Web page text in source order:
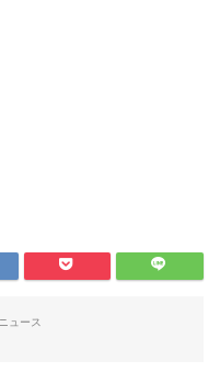
ュース